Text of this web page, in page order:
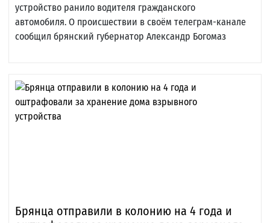
устройство ранило водителя гражданского
автомобиля. О происшествии в своём телеграм-канале
сообщил брянский губернатор Александр Богомаз
Брянца отправили в колонию на 4 года и